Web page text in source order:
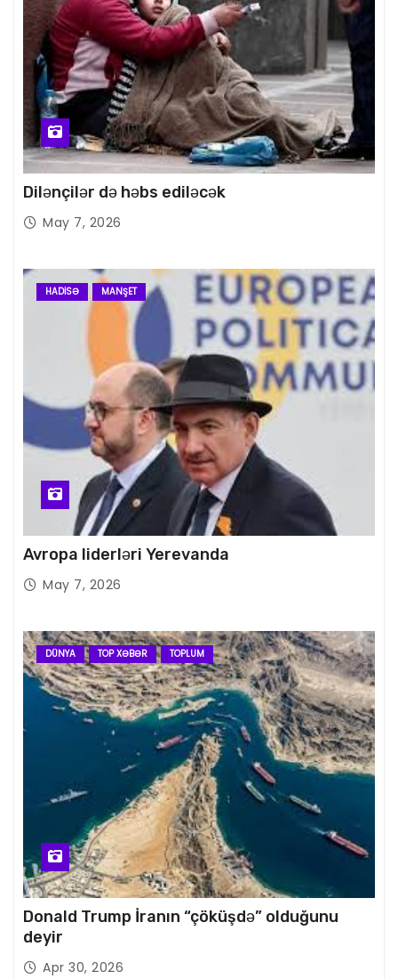
Dilənçilər də həbs ediləcək
May 7, 2026
HADISƏ MANŞET
Avropa liderləri Yerevanda
May 7, 2026
DÜNYA TOP XƏBƏR TOPLUM
Donald Trump İranın “çöküşdə” olduğunu
deyir
Apr 30, 2026